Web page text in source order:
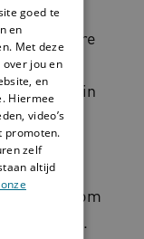
als
meerdere
koos
‘VPT in
deze
urgentie om
goed te
en
Met deze
jou en
en
Hiermee
video’s
promoten.
zelf
altijd